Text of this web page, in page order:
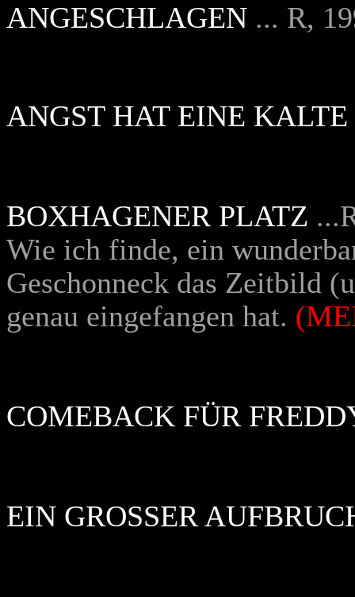
ANGESCHLAGEN ... R,
ANGST HAT EINE
BOXHAGENER PLATZ
Wie ich finde, ein
Geschonneck das Zeitbild
genau eingefangen hat.
COMEBACK FÜR
EIN GROSSER AUFBRUCH